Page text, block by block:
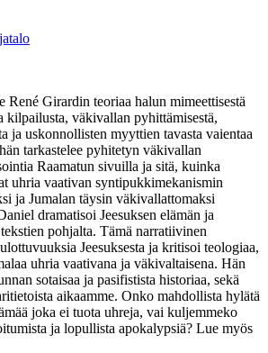
René Girardin teoriaa halun mimeettisestä
kilpailusta, väkivallan pyhittämisestä,
ja uskonnollisten myyttien tavasta vaientaa
tarkastelee pyhitetyn väkivallan
Raamatun sivuilla ja sitä, kuinka
uhria vaativan syntipukkimekanismin
ja Jumalan täysin väkivallattomaksi
dramatisoi Jeesuksen elämän ja
pohjalta. Tämä narratiivinen
Jeesuksesta ja kritisoi teologiaa,
uhria vaativana ja väkivaltaisena. Hän
sotaisaa ja pasifistista historiaa, sekä
aikaamme. Onko mahdollista hylätä
joka ei tuota uhreja, vai kuljemmeko
ja lopullista apokalypsiä? Lue myös